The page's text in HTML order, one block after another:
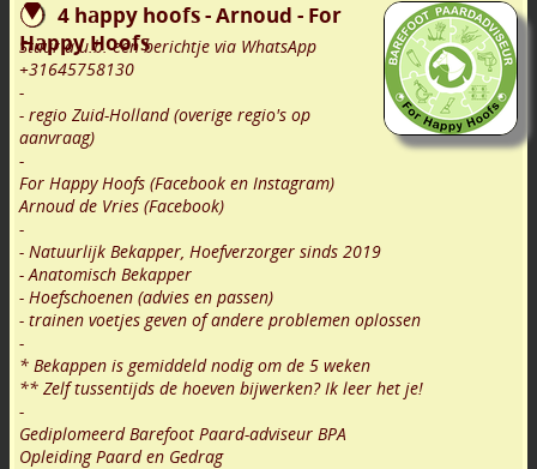
4 happy hoofs - Arnoud - For
Happy Hoofs
Stuur a.u.b. een berichtje via WhatsApp
+31645758130
-
- regio Zuid-Holland (overige regio's op
aanvraag)
-
For Happy Hoofs (Facebook en Instagram)
Arnoud de Vries (Facebook)
-
- Natuurlijk Bekapper, Hoefverzorger sinds 2019
- Anatomisch Bekapper
- Hoefschoenen (advies en passen)
- trainen voetjes geven of andere problemen oplossen
-
* Bekappen is gemiddeld nodig om de 5 weken
** Zelf tussentijds de hoeven bijwerken? Ik leer het je!
-
Gediplomeerd Barefoot Paard-adviseur BPA
Opleiding Paard en Gedrag